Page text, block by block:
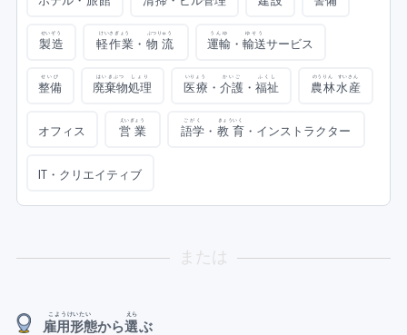
製造
せいぞう
軽作業
けいさぎょう
・ 物流
ぶつりゅう
運輸
うんゆ
・輸送
ゆそう
サービス
整備
せいび
廃棄物
はいきぶつ
処理
しょり
医療
いりょう
・介護
かいご
・福祉
ふくし
農林
のうりん
水産
すいさん
オフィス 営業
えいぎょう
語学
ごがく
・ 教育
きょういく
・インストラクター
IT・クリエイティブ
または
雇用形態
こようけいたい
から選
えら
ぶ